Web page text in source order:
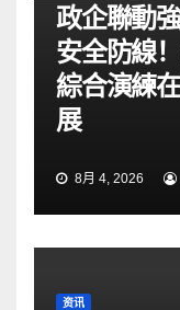
政企聯動
安全防線
綜合演練
展
8月 4, 2026
资讯